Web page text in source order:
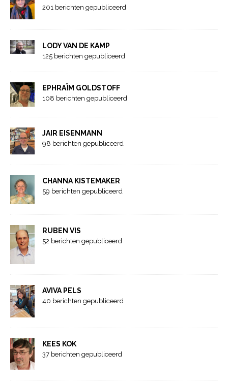
201 berichten gepubliceerd
LODY VAN DE KAMP
125 berichten gepubliceerd
EPHRAÏM GOLDSTOFF
108 berichten gepubliceerd
JAIR EISENMANN
98 berichten gepubliceerd
CHANNA KISTEMAKER
59 berichten gepubliceerd
RUBEN VIS
52 berichten gepubliceerd
AVIVA PELS
40 berichten gepubliceerd
KEES KOK
37 berichten gepubliceerd